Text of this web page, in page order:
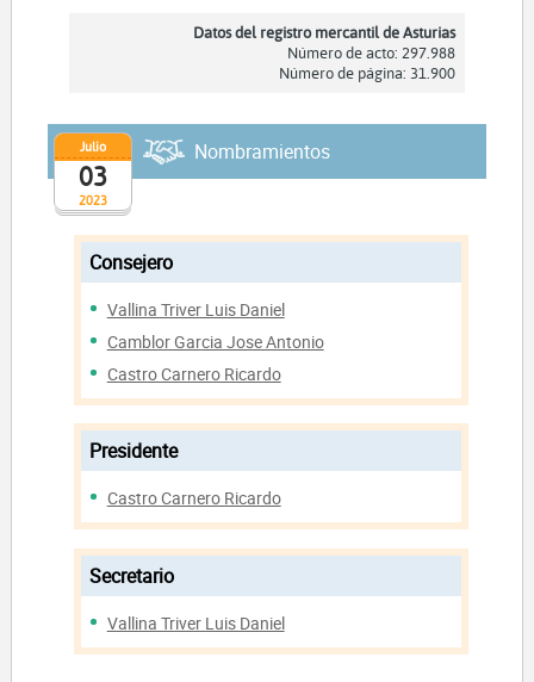
Datos del registro mercantil de Asturias
Número de acto: 297.988
Número de página: 31.900
2023
Julio
03
Nombramientos
Consejero
Vallina Triver Luis Daniel
Camblor Garcia Jose Antonio
Castro Carnero Ricardo
Presidente
Castro Carnero Ricardo
Secretario
Vallina Triver Luis Daniel